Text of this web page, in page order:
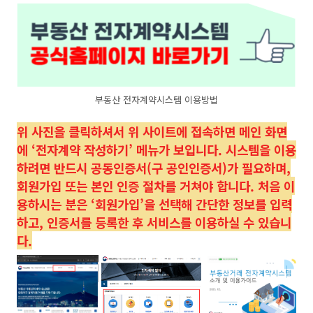
부동산 전자계약시스템 이용방법
위 사진을 클릭하셔서 위 사이트에 접속하면 메인 화면
에 ‘전자계약 작성하기’ 메뉴가 보입니다. 시스템을 이용
하려면 반드시 공동인증서(구 공인인증서)가 필요하며,
회원가입 또는 본인 인증 절차를 거쳐야 합니다. 처음 이
용하시는 분은 ‘회원가입’을 선택해 간단한 정보를 입력
하고, 인증서를 등록한 후 서비스를 이용하실 수 있습니
다.